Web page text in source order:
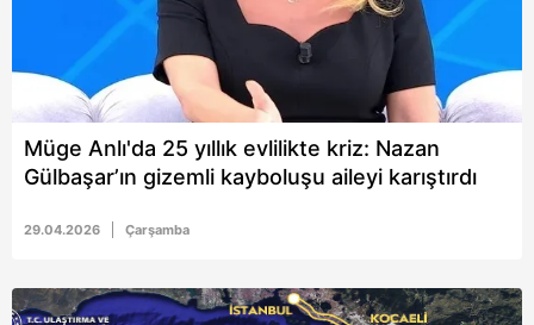
Müge Anlı'da 25 yıllık evlilikte kriz: Nazan
Gülbaşar’ın gizemli kayboluşu aileyi karıştırdı
29.04.2026 Çarşamba